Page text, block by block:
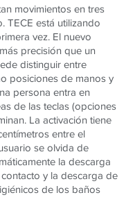
movimientos en tres
TECE está utilizando
vez. El nuevo
precisión que un
distinguir entre
posiciones de manos y
persona entra en
de las teclas (opciones
La activación tiene
entre el
se olvida de
la descarga
y la descarga de
de los baños